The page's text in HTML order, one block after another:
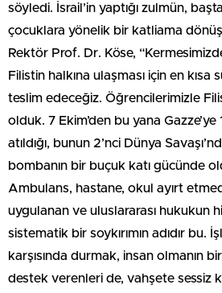
söyledi. İsrail’in yaptığı zulmün,
çocuklara yönelik bir katliama
Rektör Prof. Dr. Köse,
Filistin halkına ulaşması için en
teslim edeceğiz. Öğrencilerimizle
olduk. 7 Ekim’den bu yana
atıldığı, bunun 2’nci Dünya
bombanın bir buçuk katı gücünde
Ambulans, hastane, okul ayırt
uygulanan ve uluslararası hukukun
sistematik bir soykırımın adıdır bu.
karşısında durmak, insan olmanın
destek verenleri de, vahşete sessiz